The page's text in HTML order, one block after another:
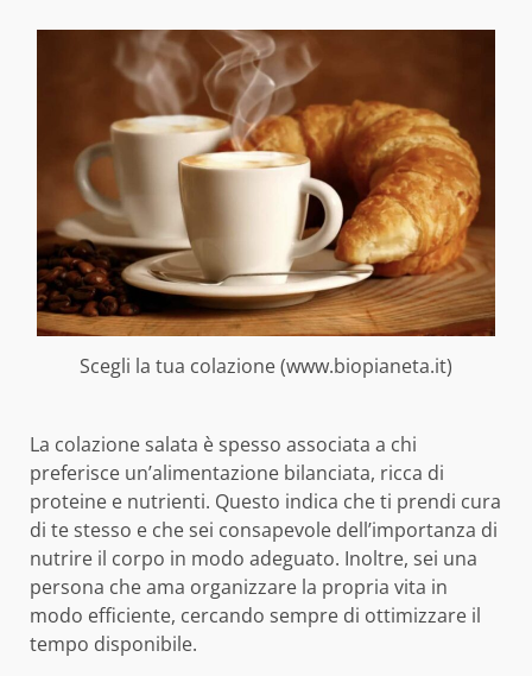
Scegli la tua colazione (www.biopianeta.it)
La colazione salata è spesso associata a chi
preferisce un’alimentazione bilanciata, ricca di
proteine e nutrienti. Questo indica che ti prendi cura
di te stesso e che sei consapevole dell’importanza di
nutrire il corpo in modo adeguato. Inoltre, sei una
persona che ama organizzare la propria vita in
modo efficiente, cercando sempre di ottimizzare il
tempo disponibile.